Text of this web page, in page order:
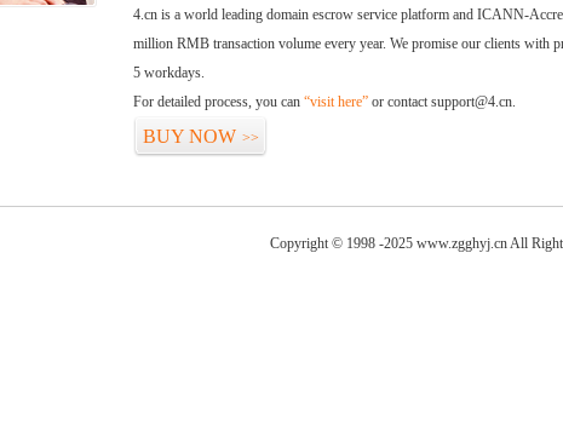
4.cn is a world leading domain escrow service platform and ICANN-
million RMB transaction volume every year. We promise our clients with
5 workdays.
For detailed process, you can “visit here” or contact support@4.cn.
BUY NOW >>
Copyright © 1998 -2025 www.zgghyj.cn All